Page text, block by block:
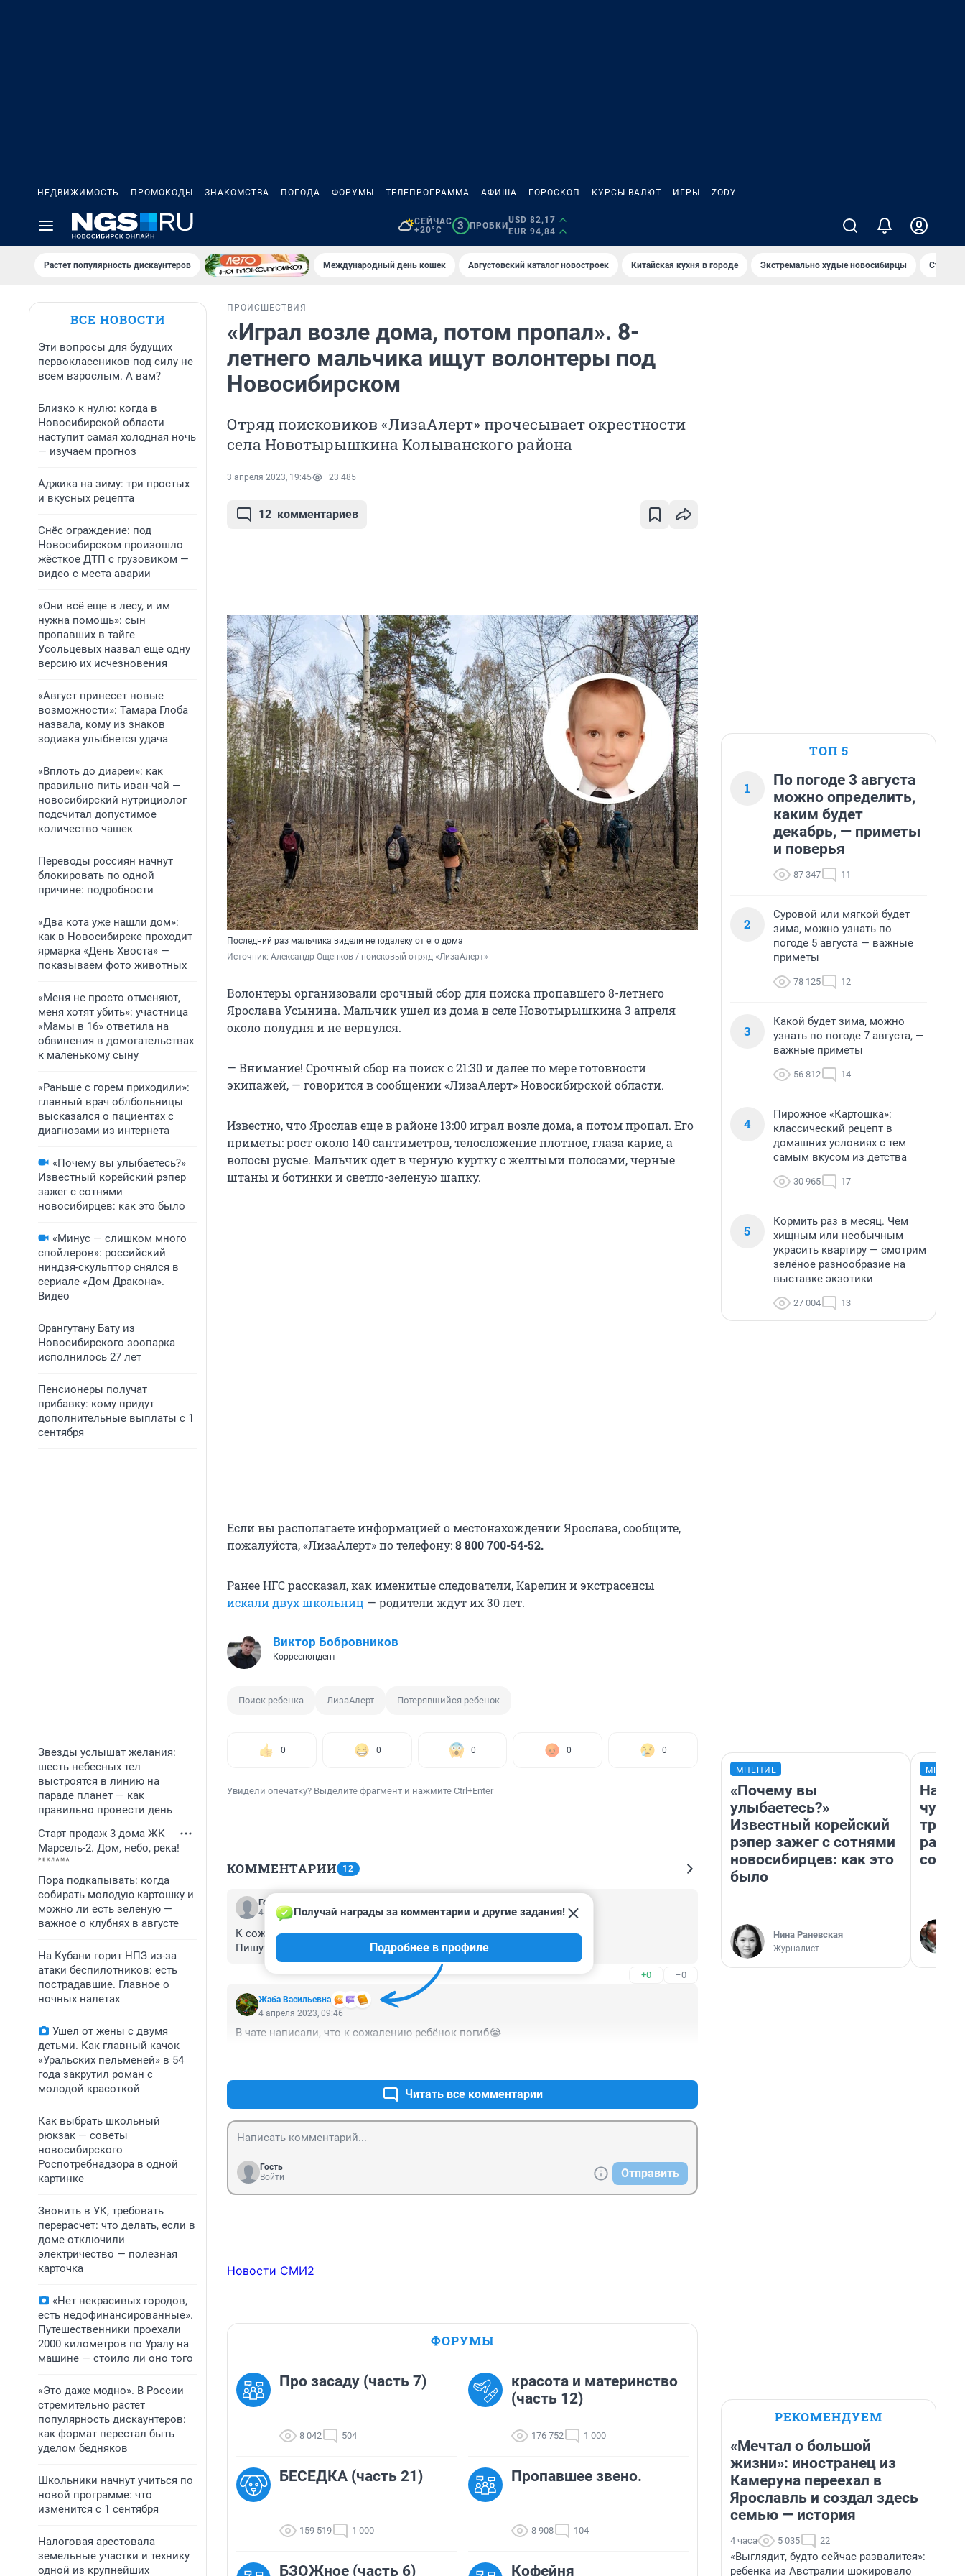
НЕДВИЖИМОСТЬ ПРОМОКОДЫ ЗНАКОМСТВА ПОГОДА ФОРУМЫ ТЕЛЕПРОГРАММА АФИША ГОРОСКОП КУРСЫ ВАЛЮТ ИГРЫ ZODY
СЕЙЧАС
+20°C
3 ПРОБКИ
USD 82,17
EUR 94,84
Растет популярность дискаунтеров Международный день кошек Августовский каталог новостроек Китайская кухня в городе Экстремально худые новосибирцы Старт
ВСЕ НОВОСТИ
Эти вопросы для будущих
первоклассников под силу не
всем взрослым. А вам?
Близко к нулю: когда в
Новосибирской области
наступит самая холодная ночь
— изучаем прогноз
Аджика на зиму: три простых
и вкусных рецепта
Снёс ограждение: под
Новосибирском произошло
жёсткое ДТП с грузовиком —
видео с места аварии
«Они всё еще в лесу, и им
нужна помощь»: сын
пропавших в тайге
Усольцевых назвал еще одну
версию их исчезновения
«Август принесет новые
возможности»: Тамара Глоба
назвала, кому из знаков
зодиака улыбнется удача
«Вплоть до диареи»: как
правильно пить иван-чай —
новосибирский нутрициолог
подсчитал допустимое
количество чашек
Переводы россиян начнут
блокировать по одной
причине: подробности
«Два кота уже нашли дом»:
как в Новосибирске проходит
ярмарка «День Хвоста» —
показываем фото животных
«Меня не просто отменяют,
меня хотят убить»: участница
«Мамы в 16» ответила на
обвинения в домогательствах
к маленькому сыну
«Раньше с горем приходили»:
главный врач облбольницы
высказался о пациентах с
диагнозами из интернета
«Почему вы улыбаетесь?»
Известный корейский рэпер
зажег с сотнями
новосибирцев: как это было
«Минус — слишком много
спойлеров»: российский
ниндзя-скульптор снялся в
сериале «Дом Дракона».
Видео
Орангутану Бату из
Новосибирского зоопарка
исполнилось 27 лет
Пенсионеры получат
прибавку: кому придут
дополнительные выплаты с 1
сентября
Звезды услышат желания:
шесть небесных тел
выстроятся в линию на
параде планет — как
правильно провести день
Старт продаж 3 дома ЖК
Марсель-2. Дом, небо, река!
Пора подкапывать: когда
собирать молодую картошку и
можно ли есть зеленую —
важное о клубнях в августе
На Кубани горит НПЗ из-за
атаки беспилотников: есть
пострадавшие. Главное о
ночных налетах
Ушел от жены с двумя
детьми. Как главный качок
«Уральских пельменей» в 54
года закрутил роман с
молодой красоткой
Как выбрать школьный
рюкзак — советы
новосибирского
Роспотребнадзора в одной
картинке
Звонить в УК, требовать
перерасчет: что делать, если в
доме отключили
электричество — полезная
карточка
«Нет некрасивых городов,
есть недофинансированные».
Путешественники проехали
2000 километров по Уралу на
машине — стоило ли оно того
«Это даже модно». В России
стремительно растет
популярность дискаунтеров:
как формат перестал быть
уделом бедняков
Школьники начнут учиться по
новой программе: что
изменится с 1 сентября
Налоговая арестовала
земельные участки и технику
одной из крупнейших
ПРОИСШЕСТВИЯ
«Играл возле дома, потом пропал». 8-
летнего мальчика ищут волонтеры под
Новосибирском
Отряд поисковиков «ЛизаАлерт» прочесывает окрестности
села Новотырышкина Колыванского района
3 апреля 2023, 19:45 23 485
12 комментариев
Последний раз мальчика видели неподалеку от его дома
Источник: Александр Ощепков / поисковый отряд «ЛизаАлерт»
Волонтеры организовали срочный сбор для поиска пропавшего 8-летнего
Ярослава Усынина. Мальчик ушел из дома в селе Новотырышкина 3 апреля
около полудня и не вернулся.
— Внимание! Срочный сбор на поиск с 21:30 и далее по мере готовности
экипажей, — говорится в сообщении «ЛизаАлерт» Новосибирской области.
Известно, что Ярослав еще в районе 13:00 играл возле дома, а потом пропал. Его
приметы: рост около 140 сантиметров, телосложение плотное, глаза карие, а
волосы русые. Мальчик одет в черную куртку с желтыми полосами, черные
штаны и ботинки и светло-зеленую шапку.
Если вы располагаете информацией о местонахождении Ярослава, сообщите,
пожалуйста, «ЛизаАлерт» по телефону:8 800 700-54-52.
Ранее НГС рассказал, как именитые следователи, Карелин и экстрасенсы
искали двух школьниц — родители ждут их 30 лет.
Виктор Бобровников
Корреспондент
Поиск ребенка ЛизаАлерт Потерявшийся ребенок
0 0 0 0 0
Увидели опечатку? Выделите фрагмент и нажмите Ctrl+Enter
КОММЕНТАРИИ 12
Гость
4 апреля 2023, 14:13
К сожалению мальчик погиб...
Пишут что утонул 🤦‍♀️
+0 –0
Жаба Васильевна
Получай награды за комментарии и другие задания!
Подробнее в профиле
4 апреля 2023, 09:46
В чате написали, что к сожалению ребёнок погиб😭
Читать все комментарии
Гость
Войти
Отправить
Новости СМИ2
ФОРУМЫ
Про засаду (часть 7)
8 042 504
красота и материнство
(часть 12)
176 752 1 000
БЕСЕДКА (часть 21)
159 519 1 000
Пропавшее звено.
8 908 104
БЗОЖное (часть 6) Кофейня
ТОП 5
1
По погоде 3 августа
можно определить,
каким будет
декабрь, — приметы
и поверья
87 347 11
2
Суровой или мягкой будет
зима, можно узнать по
погоде 5 августа — важные
приметы
78 125 12
3
Какой будет зима, можно
узнать по погоде 7 августа, —
важные приметы
56 812 14
4
Пирожное «Картошка»:
классический рецепт в
домашних условиях с тем
самым вкусом из детства
30 965 17
5
Кормить раз в месяц. Чем
хищным или необычным
украсить квартиру — смотрим
зелёное разнообразие на
выставке экзотики
27 004 13
МНЕНИЕ
«Почему вы
улыбаетесь?»
Известный корейский
рэпер зажег с сотнями
новосибирцев: как это
было
Нина Раневская
Журналист
РЕКОМЕНДУЕМ
«Мечтал о большой
жизни»: иностранец из
Камеруна переехал в
Ярославль и создал здесь
семью — история
4 часа 5 035 22
«Выглядит, будто сейчас развалится»:
ребенка из Австралии шокировало